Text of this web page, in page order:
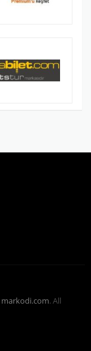
markodi.com. All